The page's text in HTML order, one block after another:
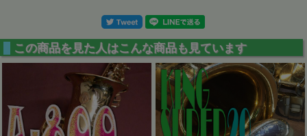
この商品を見た人はこんな商品も見ています